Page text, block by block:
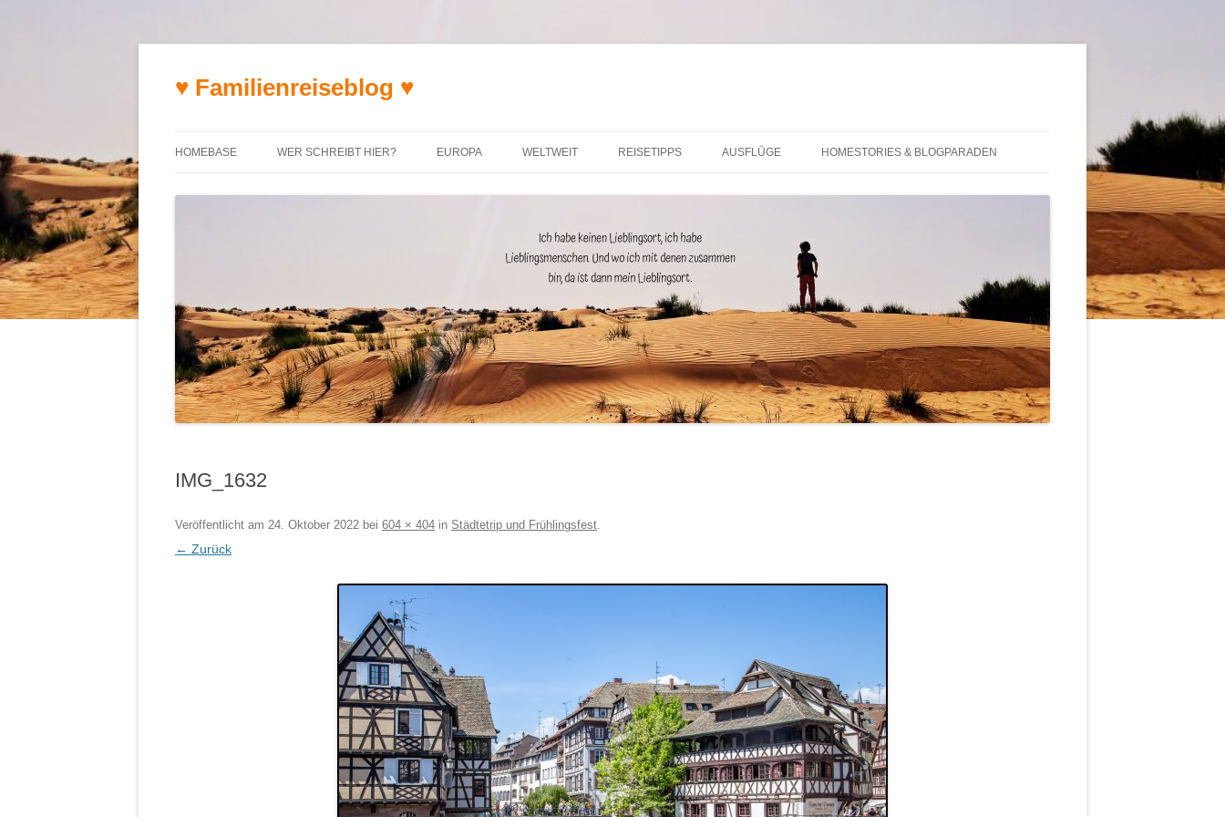
♥ Familienreiseblog ♥
HOMEBASE WER SCHREIBT HIER? EUROPA WELTWEIT REISETIPPS AUSFLÜGE HOMESTORIES & BLOGPARADEN
IMG_1632
Veröffentlicht am 24. Oktober 2022 bei 604 × 404 in Städtetrip und Frühlingsfest.
← Zurück